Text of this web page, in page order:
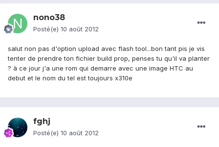
nono38
Posté(e) 10 août 2012
salut non pas d'option upload avec flash tool...bon tant pis je vis
tenter de prendre ton fichier build prop, penses tu qu'il va planter
? à ce jour j'a une rom qui demarre avec une image HTC au
debut et le nom du tel est toujours x310e
fghj
Posté(e) 10 août 2012